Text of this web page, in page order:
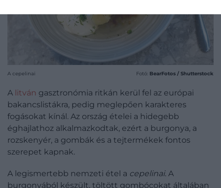
A cepelinai Fotó: BearFotos / Shutterstock
A litván gasztronómia ritkán kerül fel az európai
bakancslistákra, pedig meglepően karakteres
fogásokat kínál. Az ország ételei a hidegebb
éghajlathoz alkalmazkodtak, ezért a burgonya, a
rozskenyér, a gombák és a tejtermékek fontos
szerepet kapnak.
A legismertebb nemzeti étel a cepelinai. A
burgonyából készült, töltött gombócokat általában